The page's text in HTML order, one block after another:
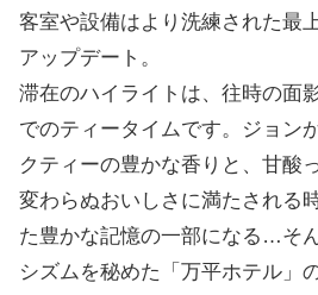
客室や設備はより洗練された最
アップデート。
滞在のハイライトは、往時の面
でのティータイムです。ジョン
クティーの豊かな香りと、甘酸
変わらぬおいしさに満たされる
た豊かな記憶の一部になる…そ
シズムを秘めた「万平ホテル」